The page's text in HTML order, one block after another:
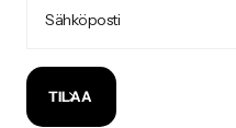
TILAA